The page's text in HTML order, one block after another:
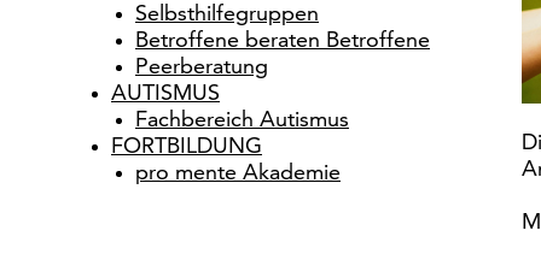
Selbsthilfegruppen
Betroffene beraten Betroffene
Peerberatung
AUTISMUS
Fachbereich Autismus
FORTBILDUNG
pro mente Akademie